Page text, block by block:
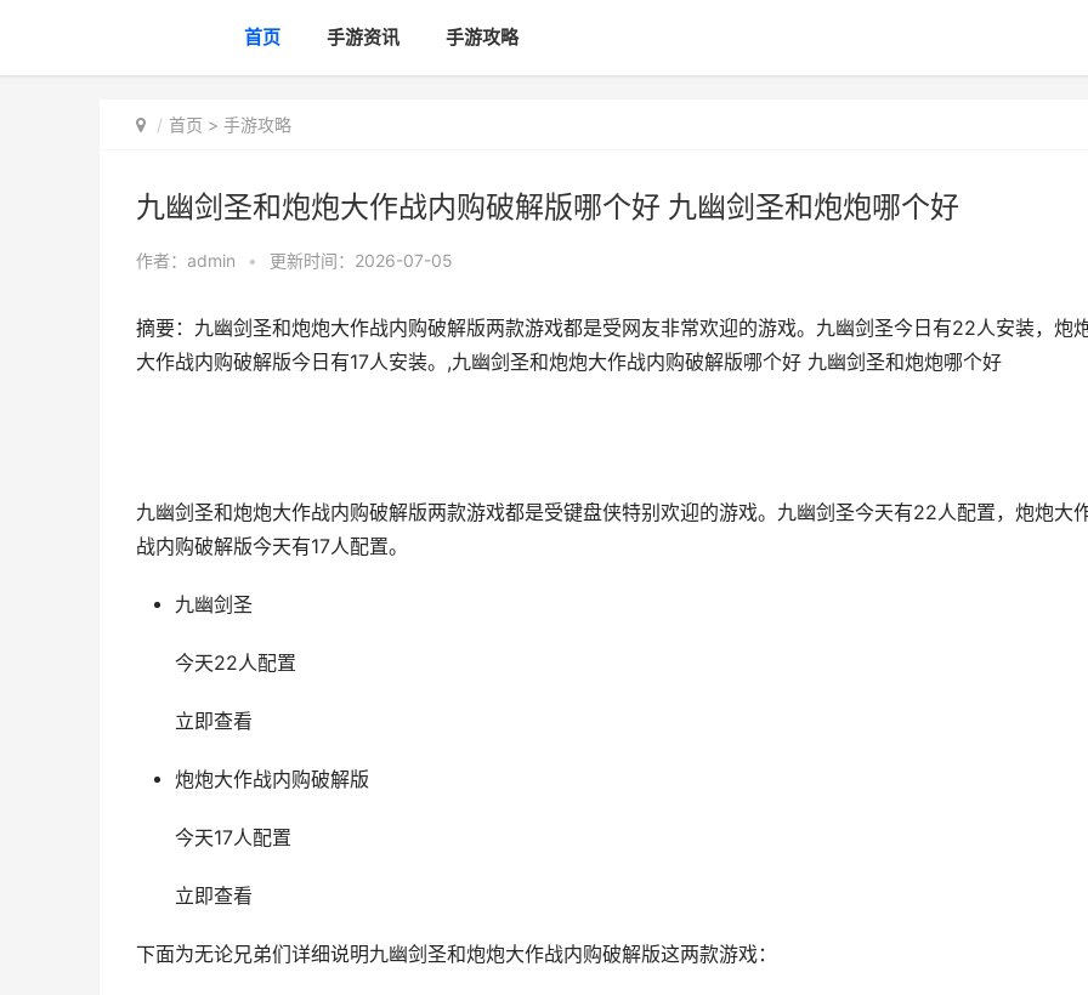
首页 手游资讯 手游攻略
首页 > 手游攻略
九幽剑圣和炮炮大作战内购破解版哪个好 九幽剑圣和炮炮哪个好
作者： admin • 更新时间：2026-07-05
摘要：九幽剑圣和炮炮大作战内购破解版两款游戏都是受网友非常欢迎的游戏。九幽剑圣今日有22人安装，炮
大作战内购破解版今日有17人安装。,九幽剑圣和炮炮大作战内购破解版哪个好 九幽剑圣和炮炮哪个好
九幽剑圣和炮炮大作战内购破解版两款游戏都是受键盘侠特别欢迎的游戏。九幽剑圣今天有22人配置，炮炮大
战内购破解版今天有17人配置。
九幽剑圣
今天22人配置
立即查看
炮炮大作战内购破解版
今天17人配置
立即查看
下面为无论兄弟们详细说明九幽剑圣和炮炮大作战内购破解版这两款游戏：